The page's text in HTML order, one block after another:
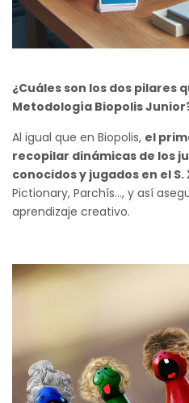
¿Cuáles son los dos pilares
Metodología Biopolis
Al igual que en Biopolis, el
recopilar dinámicas de los
conocidos y jugados en el S.
Pictionary, Parchís…, y así
aprendizaje creativo.